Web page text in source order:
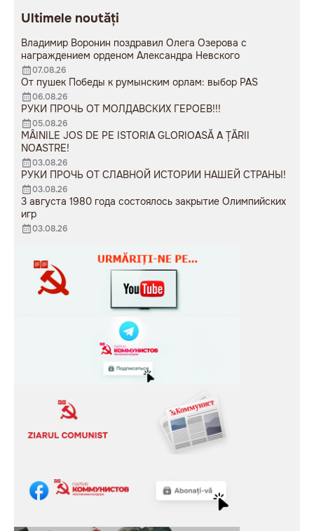
Ultimele noutăți
Владимир Воронин поздравил Олега Озерова с
награждением орденом Александра Невского
07.08.26
От пушек Победы к румынским орлам: выбор PAS
06.08.26
РУКИ ПРОЧЬ ОТ МОЛДАВСКИХ ГЕРОЕВ!!!
05.08.26
MÂINILE JOS DE PE ISTORIA GLORIOASĂ A ȚĂRII
NOASTRE!
03.08.26
РУКИ ПРОЧЬ ОТ СЛАВНОЙ ИСТОРИИ НАШЕЙ СТРАНЫ!
03.08.26
3 августа 1980 года состоялось закрытие Олимпийских
игр
03.08.26